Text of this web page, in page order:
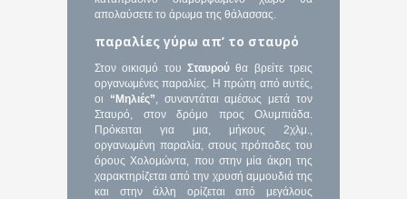
απολαύσετε το άρωμα της θάλασσας.
παραλίες γύρω απ’ το σταυρό
Στον οικισμό του Σταυρού θα βρείτε τρεις
οργανωμένες παραλίες. Η πρώτη από αυτές,
οι “Μηλιές”, συναντάται αμέσως μετά τον
Σταυρό, στον δρόμο προς Ολυμπιάδα.
Πρόκειται για μια, μήκους 2χλμ.,
οργανωμένη παραλία, στους πρόποδες του
όρους Χολομώντα, που στην μία άκρη της
χαρακτηρίζεται από την χρυσή αμμουδιά της
και στην άλλη ορίζεται από μεγάλους